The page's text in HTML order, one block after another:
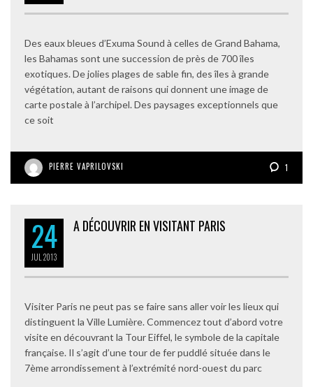
Des eaux bleues d’Exuma Sound à celles de Grand Bahama,
les Bahamas sont une succession de près de 700 îles
exotiques. De jolies plages de sable fin, des îles à grande
végétation, autant de raisons qui donnent une image de
carte postale à l’archipel. Des paysages exceptionnels que
ce soit
PIERRE VAPRILOVSKI 1
24
JUL 2013
A DÉCOUVRIR EN VISITANT PARIS
Visiter Paris ne peut pas se faire sans aller voir les lieux qui
distinguent la Ville Lumière. Commencez tout d’abord votre
visite en découvrant la Tour Eiffel, le symbole de la capitale
française. Il s’agit d’une tour de fer puddlé située dans le
7ème arrondissement à l’extrémité nord-ouest du parc